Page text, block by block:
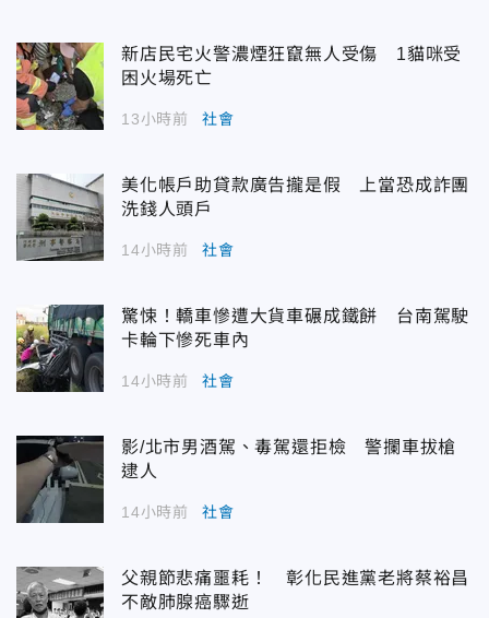
新店民宅火警濃煙狂竄無人受傷 1貓咪受
困火場死亡
13小時前 社會
美化帳戶助貸款廣告攏是假 上當恐成詐團
洗錢人頭戶
14小時前 社會
驚悚！轎車慘遭大貨車碾成鐵餅 台南駕駛
卡輪下慘死車內
14小時前 社會
影/北市男酒駕、毒駕還拒檢 警攔車拔槍
逮人
14小時前 社會
父親節悲痛噩耗！ 彰化民進黨老將蔡裕昌
不敵肺腺癌驟逝